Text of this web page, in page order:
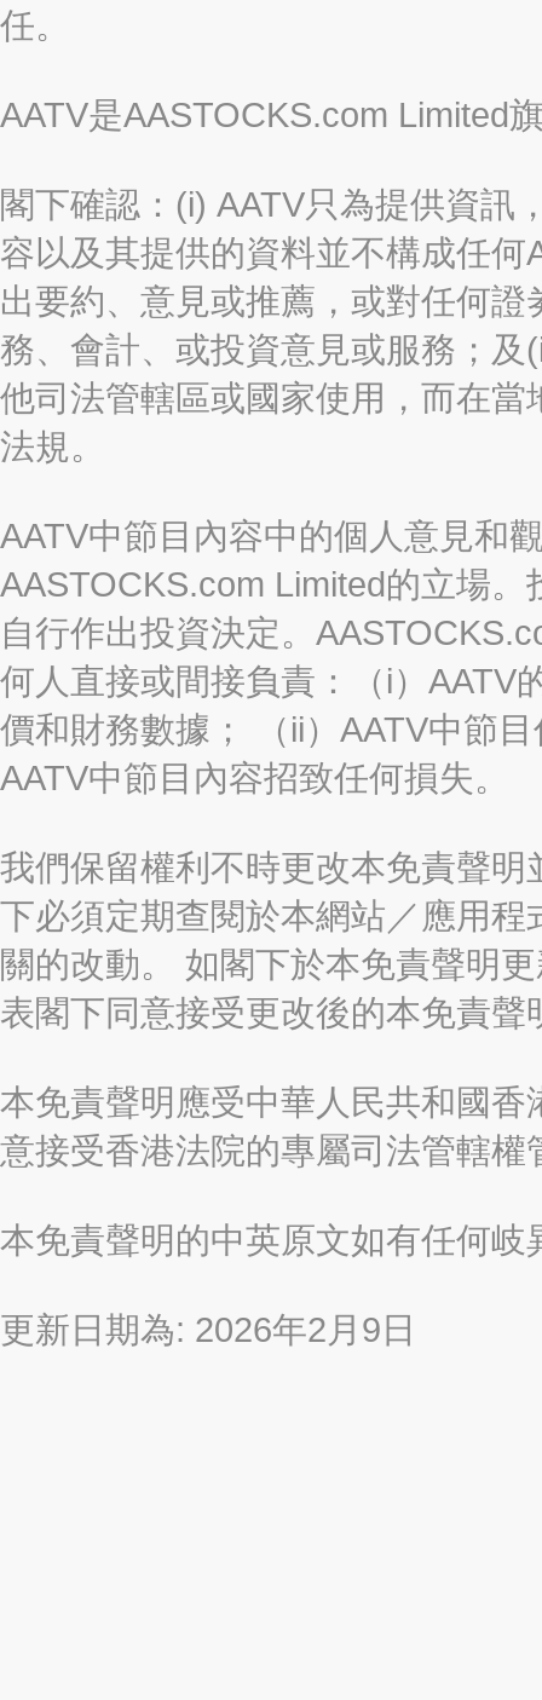
任。
AATV是AASTOCKS.com Limited
閣下確認：(i) AATV只為提供資訊
容以及其提供的資料並不構成任
出要約、意見或推薦，或對任何
務、會計、或投資意見或服務；
他司法管轄區或國家使用，而在
法規。
AATV中節目內容中的個人意見和
AASTOCKS.com Limited的立場
自行作出投資決定。
何人直接或間接負責：（i）AATV
價和財務數據； （ii）AATV中節
AATV中節目內容招致任何損失。
我們保留權利不時更改本免責聲
下必須定期查閱於本網站／應用
關的改動。 如閣下於本免責聲明
表閣下同意接受更改後的本免責聲
本免責聲明應受中華人民共和國
意接受香港法院的專屬司法管轄權
本免責聲明的中英原文如有任何
更新日期為: 2026年2月9日